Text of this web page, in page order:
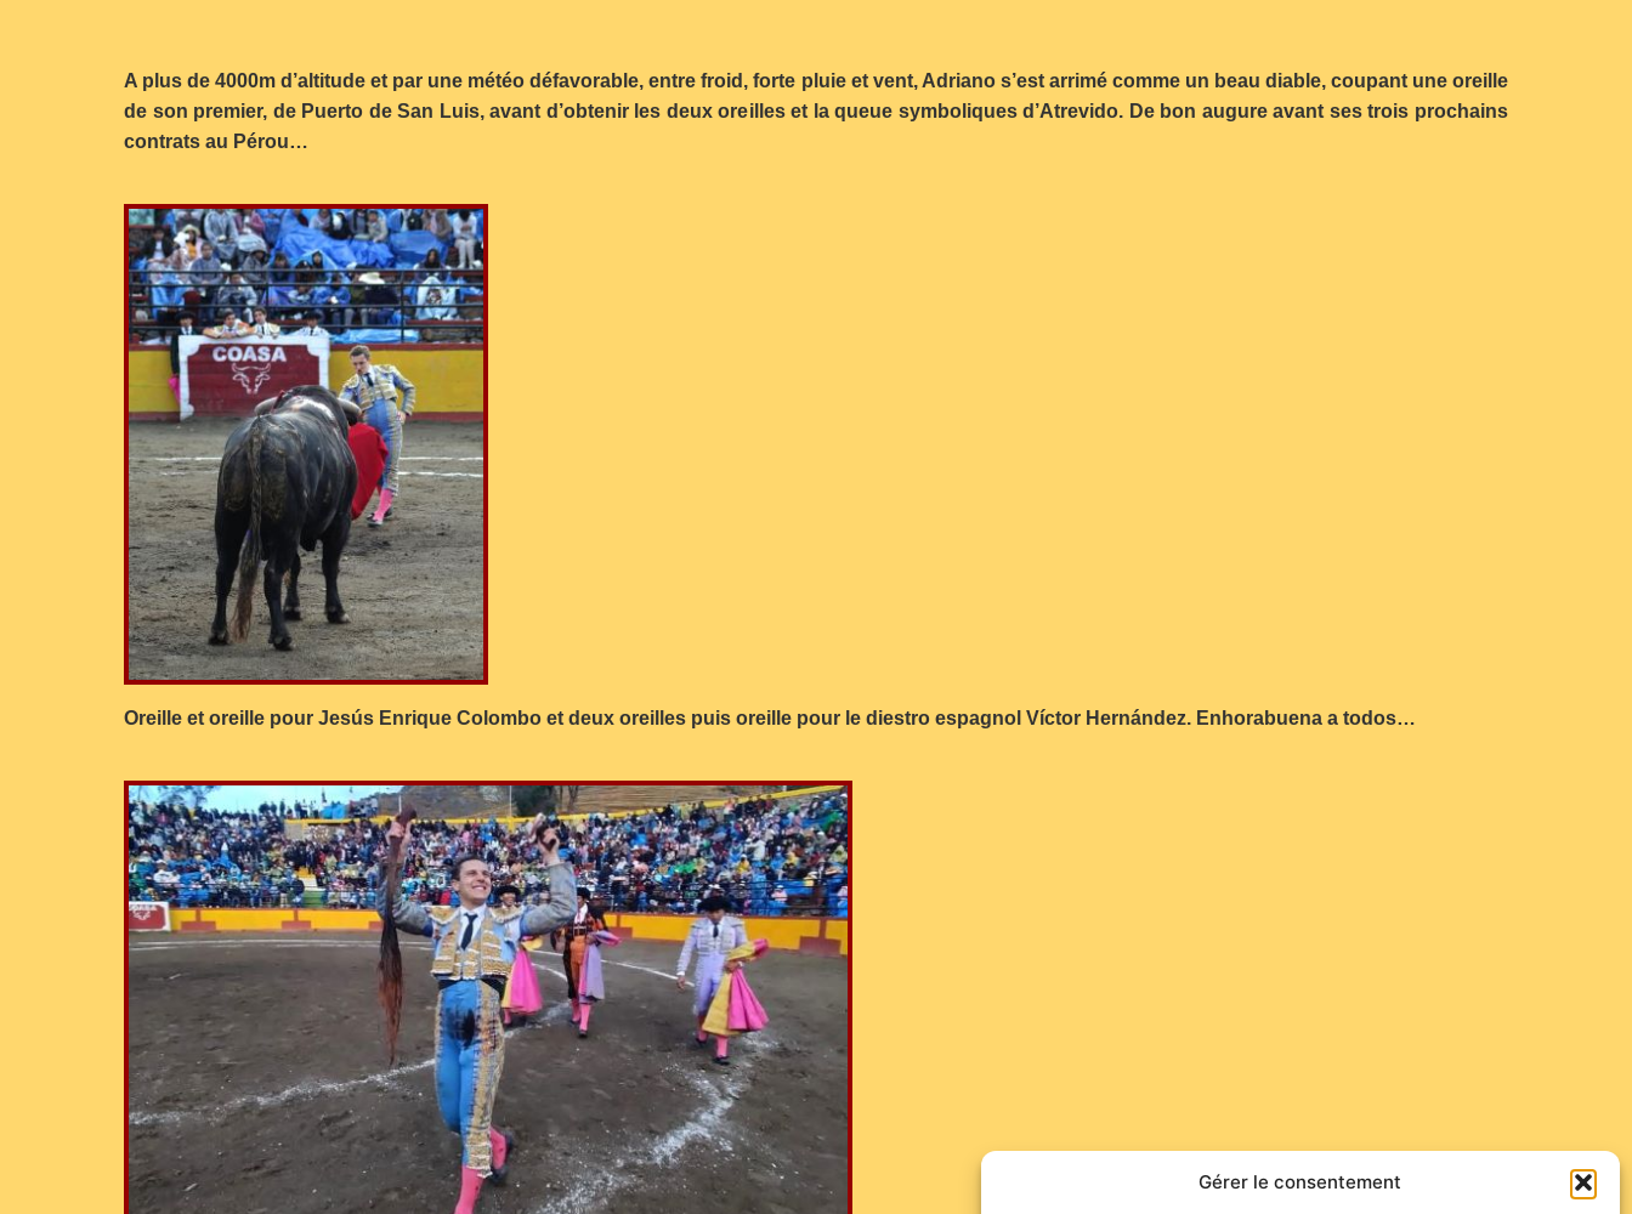
Gérer le consentement
A plus de 4000m d’altitude et par une météo défavorable, entre froid, forte pluie et vent, Adriano s’est arrimé comme un beau diable, coupant une oreille
de son premier, de Puerto de San Luis, avant d’obtenir les deux oreilles et la queue symboliques d’Atrevido. De bon augure avant ses trois prochains
contrats au Pérou…
Oreille et oreille pour Jesús Enrique Colombo et deux oreilles puis oreille pour le diestro espagnol Víctor Hernández. Enhorabuena a todos…